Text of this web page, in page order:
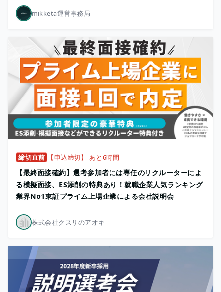
mikketa運営事務局
締切直前 【申込締切】 あと6時間
【最終面接確約】選考参加者には専任のリクルーターによ
る模擬面接、ES添削の特典あり！就職企業人気ランキング
業界No1東証プライム上場企業による会社説明会
株式会社クスリのアオキ